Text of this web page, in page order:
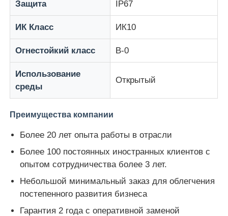
Защита IP67
ИК Класс ИК10
Огнестойкий класс В-0
Использование
среды
Открытый
Преимущества компании
Более 20 лет опыта работы в отрасли
Более 100 постоянных иностранных клиентов с
опытом сотрудничества более 3 лет.
Небольшой минимальный заказ для облегчения
постепенного развития бизнеса
Гарантия 2 года с оперативной заменой